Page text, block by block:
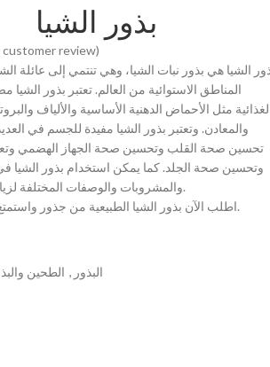
بذور الشيا
customer review)
الشيا هي بذور نبات الشيا، وهي تنتمي إلى عائلة
المناطق الاستوائية من العالم. تعتبر بذور الشيا
مثل الأحماض الدهنية الأساسية والألياف
والمعادن. وتعتبر بذور الشيا مفيدة للجسم في
تحسين صحة القلب وتحسين صحة الجهاز الهضمي
وتحسين صحة الجلد. كما يمكن استخدام بذور الشيا
والمشروبات والوصفات المختلفة لزيادة قيمتها الغذائية.
اطلب الآن بذور الشيا الطبيعية من جذور واستمتع بفوائدها الصحية.
البذور , الطحين